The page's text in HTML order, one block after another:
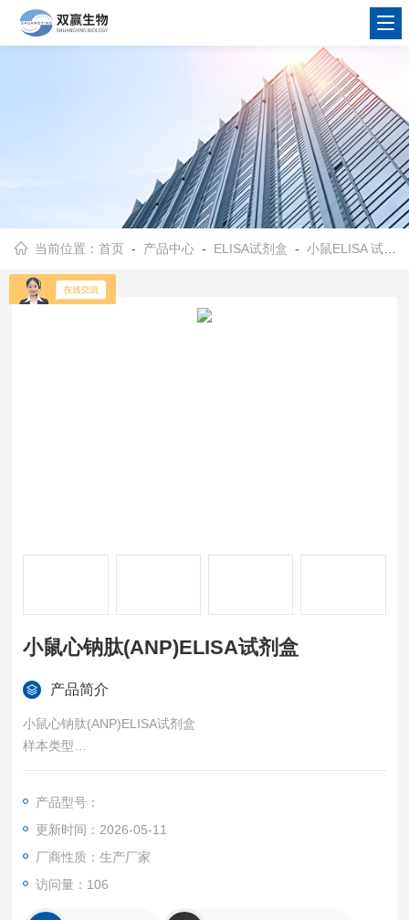
当前位置：首页 - 产品中心 - ELISA试剂盒 -小鼠ELISA 试剂盒
小鼠心钠肽(ANP)ELISA试剂盒
产品简介
小鼠心钠肽(ANP)ELISA试剂盒
样本类型
血清、血浆、组织匀浆、细胞裂解液、细胞培养上清等各类生物
特异性
本试剂盒特异性检测小鼠样本中心钠肽(ANP)，且与其他类似蛋
白无明显交叉反应。
重复性
产品型号：
更新时间：2026-05-11
厂商性质：生产厂家
访问量：106